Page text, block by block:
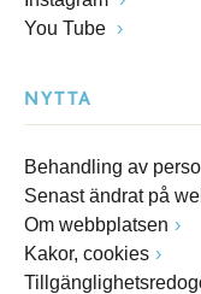
You Tube
NYTTA
Behandling av
Senast ändrat på
Om webbplatsen
Kakor, cookies